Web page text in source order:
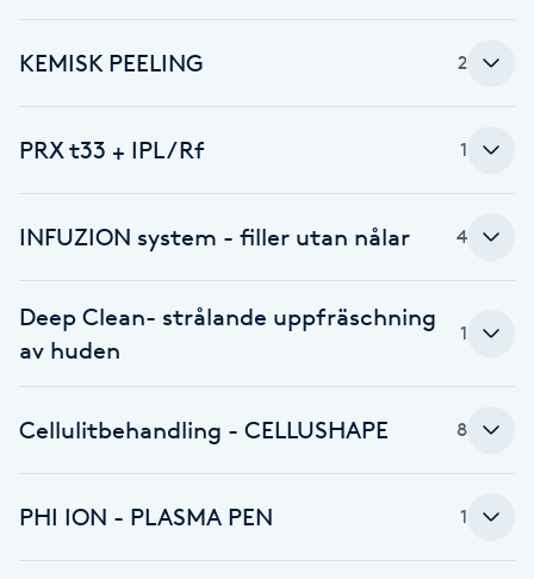
Diamantslipning
Enzympeeling
Extensions borttagning
Eyeliner-tatuering
F
Face framing
Faceliftmassage
KEMISK PEELING 2
PRX t33 + IPL/Rf 1
INFUZION system - filler utan nålar 4
Deep Clean- strålande uppfräschning
av huden
1
Cellulitbehandling - CELLUSHAPE 8
PHI ION - PLASMA PEN 1